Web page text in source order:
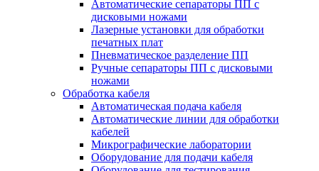
Автоматические сепараторы ПП с
дисковыми ножами
Лазерные установки для обработки
печатных плат
Пневматическое разделение ПП
Ручные сепараторы ПП с дисковыми
ножами
Обработка кабеля
Автоматическая подача кабеля
Автоматические линии для обработки
кабелей
Микрографические лаборатории
Оборудование для подачи кабеля